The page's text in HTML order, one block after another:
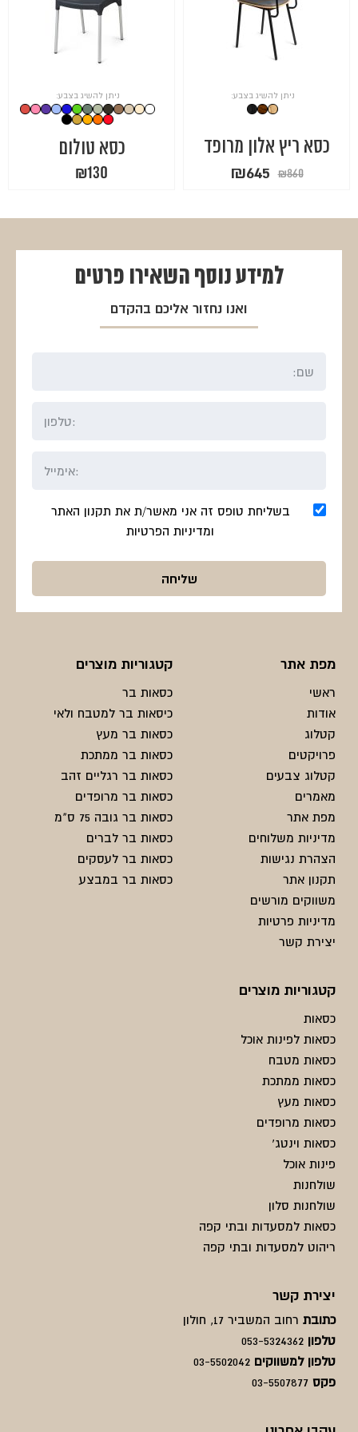
ניתן להשיג בצבע:
כסא ריץ אלון מרופד
₪860
המחיר
₪645
ניתן להשיג בצבע:
כסא טולום
₪130
מפת אתר
ראשי
אודות
קטלוג
פרויקטים
קטלוג צבעים
מאמרים
מפת אתר
מדיניות משלוחים
הצהרת נגישות
תקנון אתר
משווקים מורשים
מדיניות פרטיות
יצירת קשר
קטגוריות מוצרים
כסאות בר
כיסאות בר למטבח ולאי
כסאות בר מעץ
כסאות בר ממתכת
כסאות בר רגליים זהב
כסאות בר מרופדים
כסאות בר גובה 75 ס"מ
כסאות בר לברים
כסאות בר לעסקים
כסאות בר במבצע
קטגוריות מוצרים
כסאות
כסאות לפינות אוכל
כסאות מטבח
כסאות ממתכת
כסאות מעץ
כסאות מרופדים
כסאות וינטג'
פינות אוכל
שולחנות
שולחנות סלון
כסאות למסעדות ובתי קפה
ריהוט למסעדות ובתי קפה
יצירת קשר
כתובת רחוב המשביר 17, חולון
טלפון 053-5324362
טלפון למשווקים 03-5502042
פקס 03-5507877
למידע נוסף השאירו פרטים
ואנו נחזור אליכם בהקדם
בשליחת טופס זה אני מאשר/ת את תקנון האתר
ומדיניות הפרטיות